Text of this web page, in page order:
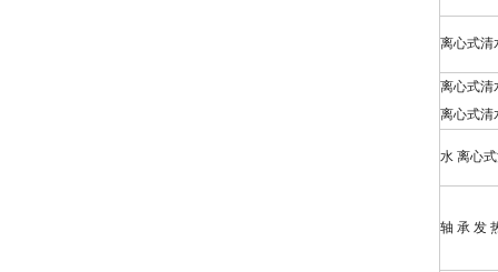
离心式清
离心式清
离心式清
水 离心
轴 承 发